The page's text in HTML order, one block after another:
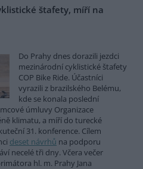
štafety, míří na
Do Prahy dnes dorazili jezdci
mezinárodní cyklistické štafety
COP Bike Ride. Účastníci
vyrazili z brazilského Belému,
kde se konala poslední
úmluvy Organizace
klimatu, a míří do turecké
31. konference. Cílem
deset návrhů na podporu
necelé tři dny. Včera večer
hl. m. Prahy Jana